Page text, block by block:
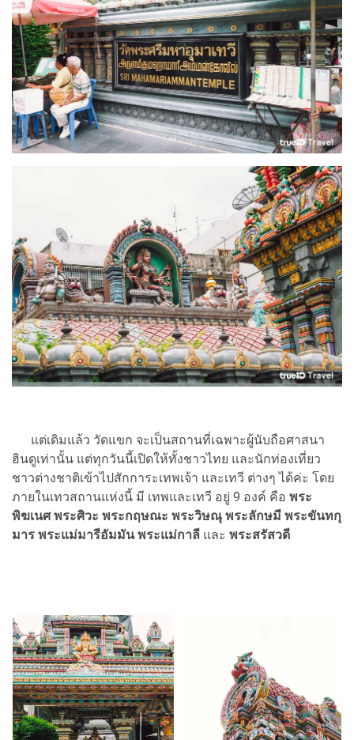
แต่เดิมแล้ว วัดแขก จะเป็นสถานที่เฉพาะผู้นับถือศาสนา
ฮินดูเท่านั้น แต่ทุกวันนี้เปิดให้ทั้งชาวไทย และนักท่องเที่ยว
ชาวต่างชาติเข้าไปสักการะเทพเจ้า และเทวี ต่างๆ ได้ค่ะ โดย
ภายในเทวสถานแห่งนี้ มี เทพและเทวี อยู่ 9 องค์ คือ พระ
พิฆเนศ พระศิวะ พระกฤษณะ พระวิษณุ พระลักษมี พระขันทกุ
มาร พระแม่มารีอัมมัน พระแม่กาลี และ พระสรัสวดี